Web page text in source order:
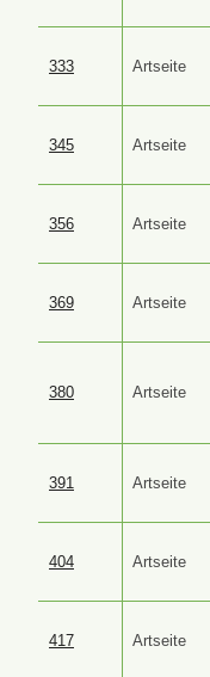
333 Artseite
345 Artseite
356 Artseite
369 Artseite
380 Artseite
391 Artseite
404 Artseite
417 Artseite